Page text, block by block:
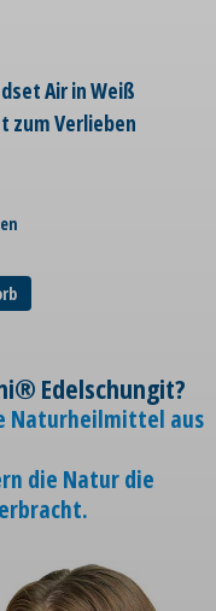
Air in Weiß
zum Verlieben
Edelschungit?
Naturheilmittel aus
die Natur die